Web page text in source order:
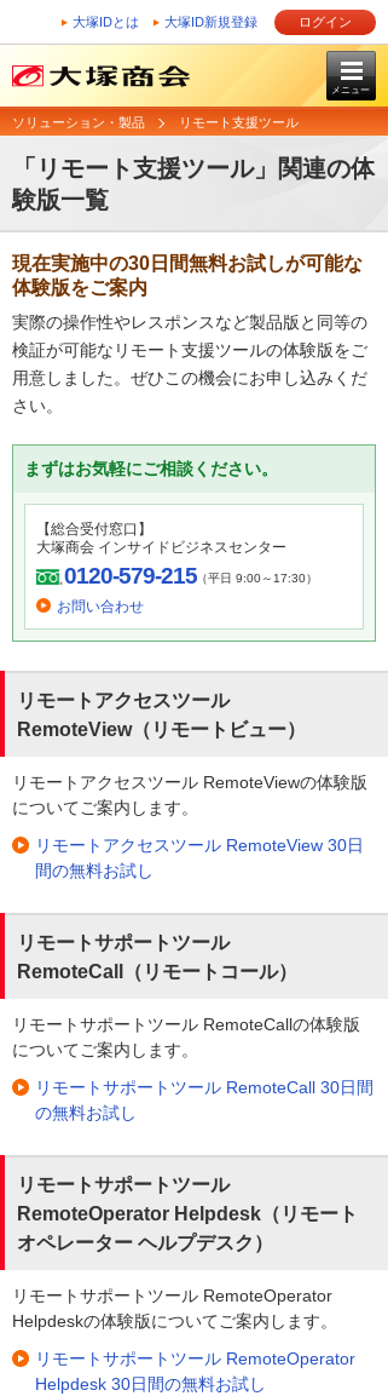
大塚IDとは 大塚ID新規登録 ログイン
メニュー
ソリューション・製品 リモート支援ツール
「リモート支援ツール」関連の体
験版一覧
現在実施中の30日間無料お試しが可能な
体験版をご案内
実際の操作性やレスポンスなど製品版と同等の
検証が可能なリモート支援ツールの体験版をご
用意しました。ぜひこの機会にお申し込みくだ
さい。
まずはお気軽にご相談ください。
【総合受付窓口】
大塚商会 インサイドビジネスセンター
0120-579-215（平日 9:00～17:30）
お問い合わせ
リモートアクセスツール
RemoteView（リモートビュー）
リモートアクセスツール RemoteViewの体験版
についてご案内します。
リモートアクセスツール RemoteView 30日
間の無料お試し
リモートサポートツール
RemoteCall（リモートコール）
リモートサポートツール RemoteCallの体験版
についてご案内します。
リモートサポートツール RemoteCall 30日間
の無料お試し
リモートサポートツール
RemoteOperator Helpdesk（リモート
オペレーター ヘルプデスク）
リモートサポートツール RemoteOperator
Helpdeskの体験版についてご案内します。
リモートサポートツール RemoteOperator
Helpdesk 30日間の無料お試し